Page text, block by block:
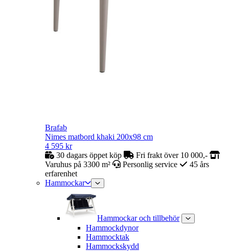
Brafab
Nimes matbord khaki 200x98 cm
4 595 kr
30 dagars öppet köp
Fri frakt över 10 000,-
Varuhus på 3300 m²
Personlig service
45 års
erfarenhet
Hammockar
Hammockar och tillbehör
Hammockdynor
Hammocktak
Hammockskydd